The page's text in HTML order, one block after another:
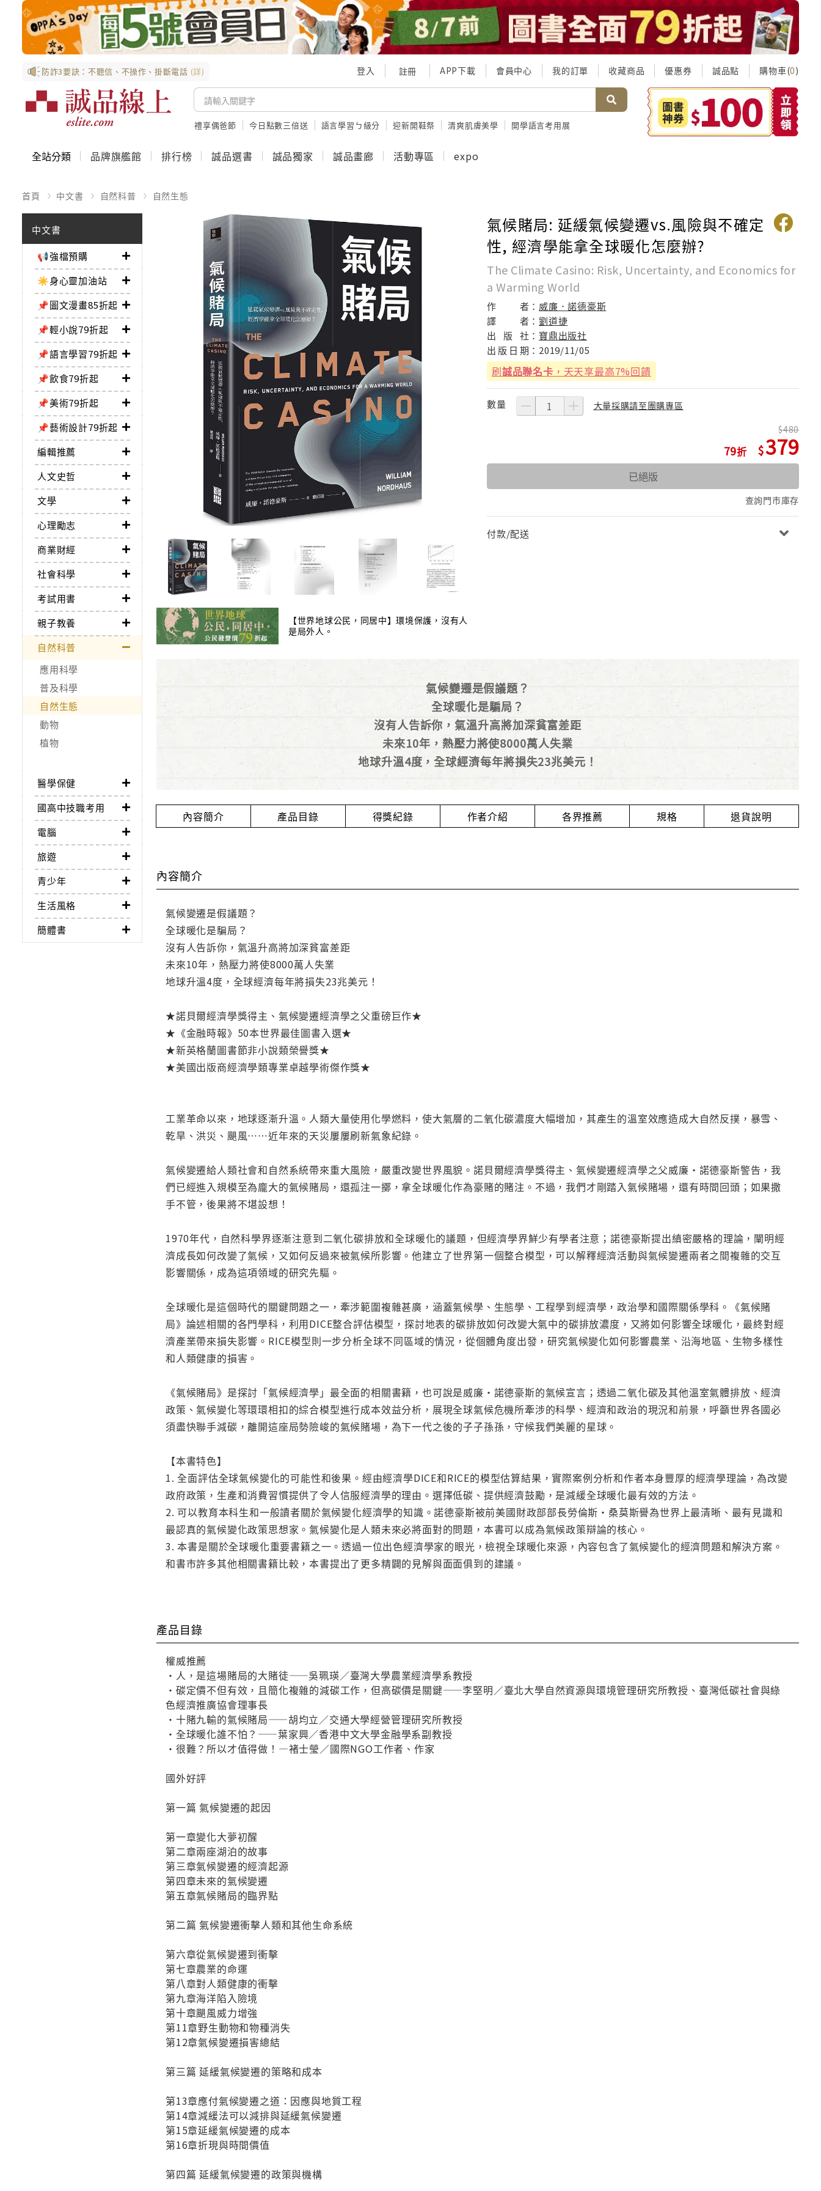
防詐3要訣：不聽信、不操作、掛斷電話 (詳) 登入 註冊 APP下載 會員中心 我的訂單 收藏商品 優惠券 誠品點 購物車(0)
禮享偶爸節 今日點數三倍送 語言學習ㄅ級分 迎新開鞋祭 清爽肌膚美學 開學語言考用展
全站分類 品牌旗艦館 排行榜 誠品選書 誠品獨家 誠品畫廊 活動專區 expo
首頁 中文書 自然科普 自然生態
中文書
📢強檔預購
☀️身心靈加油站
📌圖文漫畫85折起
📌輕小說79折起
📌語言學習79折起
📌飲食79折起
📌美術79折起
📌藝術設計79折起
編輯推薦
人文史哲
文學
心理勵志
商業財經
社會科學
考試用書
親子教養
自然科普
應用科學
普及科學
自然生態
動物
植物
醫學保健
國高中技職考用
電腦
旅遊
青少年
生活風格
簡體書
【世界地球公民，同居中】環境保護，沒有人
是局外人。
氣候賭局: 延緩氣候變遷vs.風險與不確定
性, 經濟學能拿全球暖化怎麼辦?
The Climate Casino: Risk, Uncertainty, and Economics for
a Warming World
作 者： 威廉．諾德豪斯
譯
者：劉道捷
出
版 社： 寶鼎出版社
出 版 日 期： 2019/11/05
刷誠品聯名卡 ，天天享最高7%回饋
數量 大量採購請至團購專區
79
480
379
已絕版
查詢門市庫存
付款/配送
氣候變遷是假議題？
全球暖化是騙局？
沒有人告訴你，氣溫升高將加深貧富差距
未來10年，熱壓力將使8000萬人失業
地球升溫4度，全球經濟每年將損失23兆美元！
內容簡介 產品目錄 得獎紀錄 作者介紹 各界推薦 規格 退貨說明
內容簡介
氣候變遷是假議題？
全球暖化是騙局？
沒有人告訴你，氣溫升高將加深貧富差距
未來10年，熱壓力將使8000萬人失業
地球升溫4度，全球經濟每年將損失23兆美元！
★諾貝爾經濟學獎得主、氣候變遷經濟學之父重磅巨作★
★《金融時報》50本世界最佳圖書入選★
★新英格蘭圖書節非小說類榮譽獎★
★美國出版商經濟學類專業卓越學術傑作獎★
工業革命以來，地球逐漸升溫。人類大量使用化學燃料，使大氣層的二氧化碳濃度大幅增加，其產生的溫室效應造成大自然反撲，暴雪、
乾旱、洪災、颶風⋯⋯近年來的天災屢屢刷新氣象紀錄。
氣候變遷給人類社會和自然系統帶來重大風險，嚴重改變世界風貌。諾貝爾經濟學獎得主、氣候變遷經濟學之父威廉・諾德豪斯警告，我
們已經進入規模至為龐大的氣候賭局，還孤注一擲，拿全球暖化作為豪賭的賭注。不過，我們才剛踏入氣候賭場，還有時間回頭；如果撒
手不管，後果將不堪設想！
1970年代，自然科學界逐漸注意到二氧化碳排放和全球暖化的議題，但經濟學界鮮少有學者注意；諾德豪斯提出縝密嚴格的理論，闡明經
濟成長如何改變了氣候，又如何反過來被氣候所影響。他建立了世界第一個整合模型，可以解釋經濟活動與氣候變遷兩者之間複雜的交互
影響關係，成為這項領域的研究先驅。
全球暖化是這個時代的關鍵問題之一，牽涉範圍複雜甚廣，涵蓋氣候學、生態學、工程學到經濟學，政治學和國際關係學科。《氣候賭
局》論述相關的各門學科，利用DICE整合評估模型，探討地表的碳排放如何改變大氣中的碳排放濃度，又將如何影響全球暖化，最終對經
濟產業帶來損失影響。RICE模型則一步分析全球不同區域的情況，從個體角度出發，研究氣候變化如何影響農業、沿海地區、生物多樣性
和人類健康的損害。
《氣候賭局》是探討「氣候經濟學」最全面的相關書籍，也可說是威廉・諾德豪斯的氣候宣言；透過二氧化碳及其他溫室氣體排放、經濟
政策、氣候變化等環環相扣的綜合模型進行成本效益分析，展現全球氣候危機所牽涉的科學、經濟和政治的現況和前景，呼籲世界各國必
須盡快聯手減碳，離開這座局勢險峻的氣候賭場，為下一代之後的子子孫孫，守候我們美麗的星球。
【本書特色】
1. 全面評估全球氣候變化的可能性和後果。經由經濟學DICE和RICE的模型估算結果，實際案例分析和作者本身豐厚的經濟學理論，為改變
政府政策，生產和消費習慣提供了令人信服經濟學的理由。選擇低碳、提供經濟鼓勵，是減緩全球暖化最有效的方法。
2. 可以教育本科生和一般讀者關於氣候變化經濟學的知識。諾德豪斯被前美國財政部部長勞倫斯・桑莫斯譽為世界上最清晰、最有見識和
最認真的氣候變化政策思想家。氣候變化是人類未來必將面對的問題，本書可以成為氣候政策辯論的核心。
3. 本書是關於全球暖化重要書籍之一。透過一位出色經濟學家的眼光，檢視全球暖化來源，內容包含了氣候變化的經濟問題和解決方案。
和書市許多其他相關書籍比較，本書提出了更多精闢的見解與面面俱到的建議。
產品目錄
權威推薦
・人，是這場賭局的大賭徒——吳珮瑛／臺灣大學農業經濟學系教授
・碳定價不但有效，且簡化複雜的減碳工作，但高碳價是關鍵——李堅明／臺北大學自然資源與環境管理研究所教授、臺灣低碳社會與綠
色經濟推廣協會理事長
・十賭九輸的氣候賭局——胡均立／交通大學經營管理研究所教授
・全球暖化誰不怕？——葉家興／香港中文大學金融學系副教授
・很難？所以才值得做！—褚士瑩／國際NGO工作者、作家
國外好評
第一篇 氣候變遷的起因
第一章變化大夢初醒
第二章兩座湖泊的故事
第三章氣候變遷的經濟起源
第四章未來的氣候變遷
第五章氣候賭局的臨界點
第二篇 氣候變遷衝擊人類和其他生命系統
第六章從氣候變遷到衝擊
第七章農業的命運
第八章對人類健康的衝擊
第九章海洋陷入險境
第十章颶風威力增強
第11章野生動物和物種消失
第12章氣候變遷損害總結
第三篇 延緩氣候變遷的策略和成本
第13章應付氣候變遷之道：因應與地質工程
第14章減緩法可以減排與延緩氣候變遷
第15章延緩氣候變遷的成本
第16章折現與時間價值
第四篇 延緩氣候變遷的政策與機構